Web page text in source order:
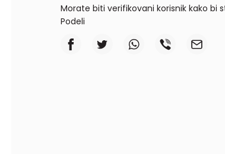
Morate biti verifikovani korisnik kako bi
Podeli